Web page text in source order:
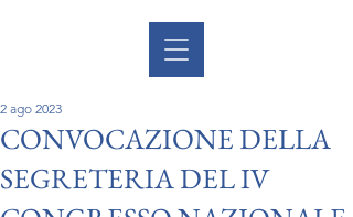
CONVOCAZIONE DELLA
SEGRETERIA DEL IV
2 ago 2023